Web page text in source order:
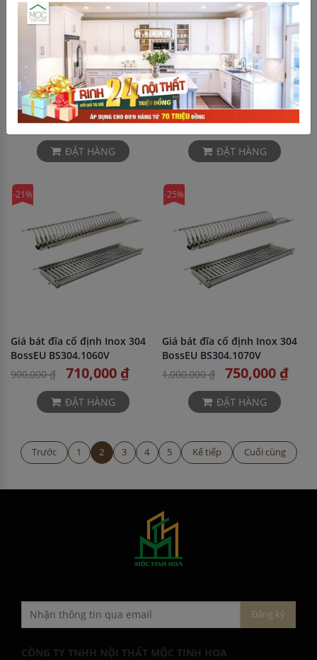
Chậu rửa bát inox 2 hố
BossEU BS304.8245CS2
5,777,000 ₫
2,700,000 ₫
ĐẶT HÀNG
Chậu rửa bát inox 2 hố
BossEU BS8245L1
3,555,000 ₫
1,600,000 ₫
ĐẶT HÀNG
-21%
Giá bát đĩa cố định Inox 304
BossEU BS304.1060V
900,000 ₫
710,000 ₫
ĐẶT HÀNG
-25%
Giá bát đĩa cố định Inox 304
BossEU BS304.1070V
1,000,000 ₫
750,000 ₫
ĐẶT HÀNG
Trước 1 2 3 4 5 Kế tiếp Cuối cùng
CÔNG TY TNHH NỘI THẤT MỘC TINH HOA